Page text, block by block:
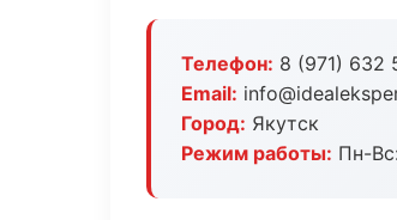
Телефон: 8 (971) 632
Email:
Город: Якутск
Режим работы: Пн-